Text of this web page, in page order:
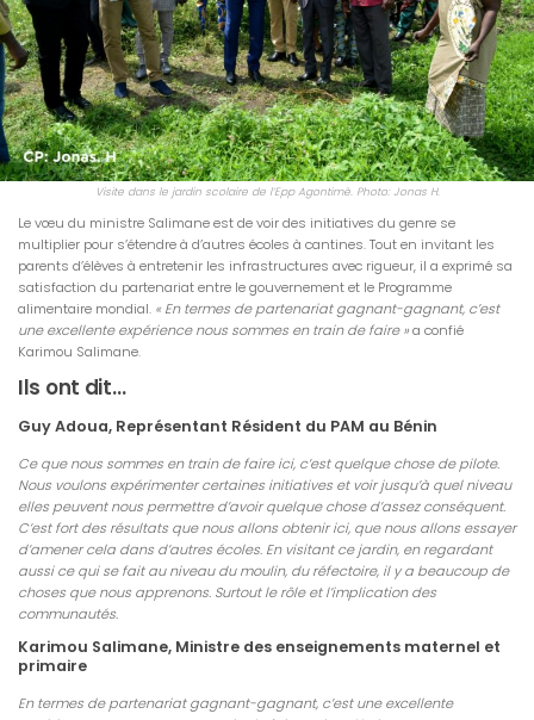
Visite dans le jardin scolaire de l’Epp Agontimè. Photo: Jonas H.
Le vœu du ministre Salimane est de voir des initiatives du genre se
multiplier pour s’étendre à d’autres écoles à cantines. Tout en invitant les
parents d’élèves à entretenir les infrastructures avec rigueur, il a exprimé sa
satisfaction du partenariat entre le gouvernement et le Programme
alimentaire mondial. « En termes de partenariat gagnant-gagnant, c’est
une excellente expérience nous sommes en train de faire »a confié
Karimou Salimane.
Ils ont dit…
Guy Adoua, Représentant Résident du PAM au Bénin
Ce que nous sommes en train de faire ici, c’est quelque chose de pilote.
Nous voulons expérimenter certaines initiatives et voir jusqu’à quel niveau
elles peuvent nous permettre d’avoir quelque chose d’assez conséquent.
C’est fort des résultats que nous allons obtenir ici, que nous allons essayer
d’amener cela dans d’autres écoles. En visitant ce jardin, en regardant
aussi ce qui se fait au niveau du moulin, du réfectoire, il y a beaucoup de
choses que nous apprenons. Surtout le rôle et l’implication des
communautés.
Karimou Salimane, Ministre des enseignements maternel et
primaire
En termes de partenariat gagnant-gagnant, c’est une excellente